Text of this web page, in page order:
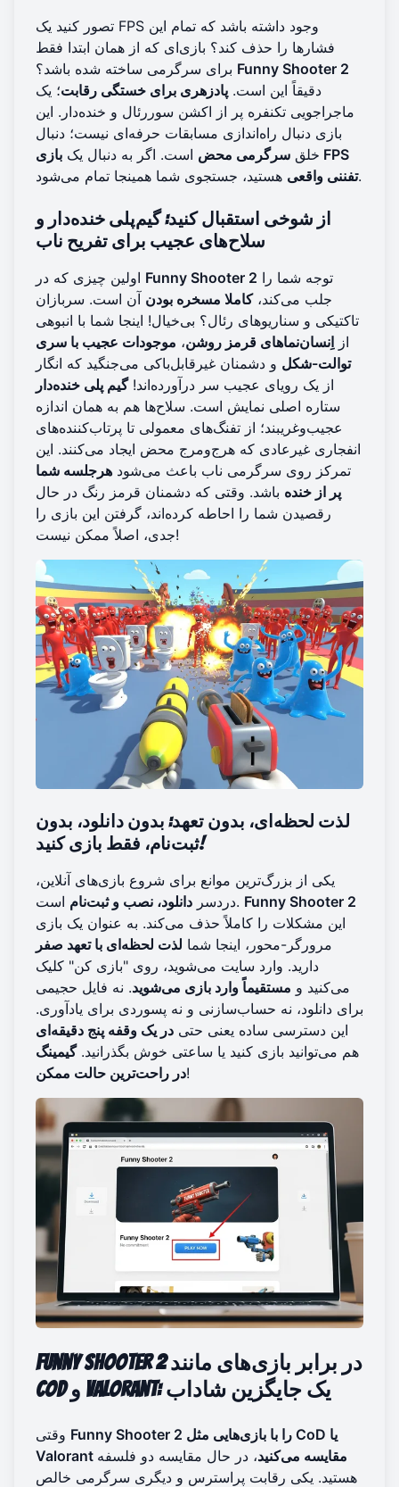
تصور کنید یک FPS وجود داشته باشد که تمام این
فشارها را حذف کند؟ بازی‌ای که از همان ابتدا فقط
Funny Shooter 2
دقیقاً این است. پادزهری برای خستگی رقابت؛ یک
ماجراجویی تکنفره پر از اکشن سوررئال و خنده‌دار. این
بازی دنبال راه‌اندازی مسابقات حرفه‌ای نیست؛ دنبال
خلق سرگرمی محض است. اگر به دنبال یک بازی FPS
تفننی واقعیهستید، جستجوی شما همینجا تمام می‌شود.
از شوخی استقبال کنید: گیم‌پلی خنده‌دار و
سلاح‌های عجیب برای تفریح ناب
Funny Shooter 2
جلب می‌کند،کاملا مسخره بودن آن است. سربازان
تاکتیکی و سناریوهای رئال؟ بی‌خیال! اینجا شما با انبوهی
از اِنسان‌نماهای قرمز روشن، موجودات عجیب با سری
توالت-شکل و دشمنان غیرقابل‌باکی می‌جنگید که انگار
از یک رویای عجیب سر درآورده‌اند!گیم پلی خنده‌دار
ستاره اصلی نمایش است. سلاح‌ها هم به همان اندازه
عجیب‌و‌غریبند؛ از تفنگ‌های معمولی تا پرتاب‌کننده‌های
انفجاری غیرعادی که هرج‌ومرج محض ایجاد می‌کنند. این
تمرکز روی سرگرمی ناب باعث می‌شود هرجلسه شما
پر از خنده باشد. وقتی که دشمنان قرمز رنگ در حال
رقصیدن شما را احاطه کرده‌اند، گرفتن این بازی را
جدی، اصلاً ممکن نیست!
لذت لحظه‌ای، بدون تعهد: بدون دانلود، بدون
ثبت‌نام، فقط بازی کنید!
یکی از بزرگ‌ترین موانع برای شروع بازی‌های آنلاین،
دردسر دانلود، نصب و ثبت‌نام است. Funny Shooter 2
این مشکلات را کاملاً حذف می‌کند. به عنوان یک بازی
مرورگر-محور، اینجا شما لذت لحظه‌ای با تعهد صفر
دارید. وارد سایت می‌شوید، روی "بازی کن" کلیک
می‌کنید و مستقیماً وارد بازی می‌شوید. نه فایل حجیمی
برای دانلود، نه حساب‌سازنی و نه پسوردی برای یاد‌آوری.
این دسترسی ساده یعنی حتی در یک وقفه پنج دقیقه‌ای
هم می‌توانید بازی کنید یا ساعتی خوش بگذرانید.گیمینگ
در راحت‌ترین حالت ممکن!
Funny Shooter 2 در برابر بازی‌های مانند
CoD و Valorant: یک جایگزین شاداب
Funny Shooter 2 را با بازی‌هایی مثل CoD یا
Valorant مقایسه می‌کنید، در حال مقایسه دو فلسفه‌
هستید. یکی رقابت پراسترس و دیگری سرگرمی خالص